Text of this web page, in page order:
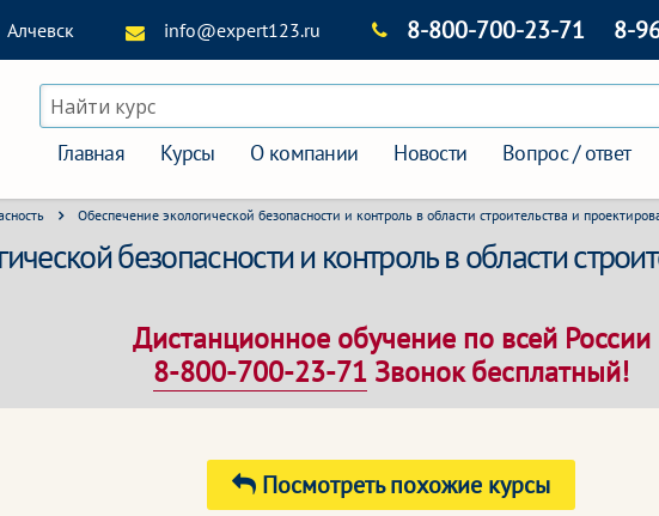
Алчевск info@expert123.ru 8-800-700-23-71 8-
Найти курс
Главная Курсы О компании Новости Вопрос / ответ
Обеспечение экологической безопасности и контроль в области строительства и
безопасности и контроль в области
Дистанционное обучение по всей России
8-800-700-23-71 Звонок бесплатный!
Посмотреть похожие курсы